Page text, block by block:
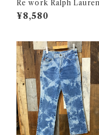
Re work Ralph
t length Polo shirt / リ
ク ラルフローレン ショ
¥8,580